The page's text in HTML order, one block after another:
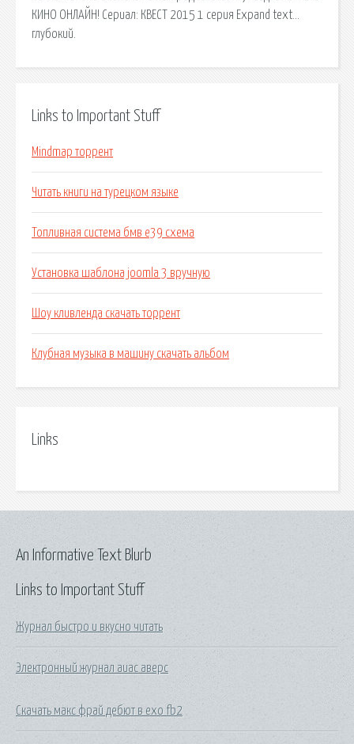
КИНО ОНЛАЙН! Сериал: КВЕСТ 2015 1 серия Expand text…
глубокий.
Links to Important Stuff
Mindmap торрент
Читать книги на турецком языке
Топливная система бмв е39 схема
Установка шаблона joomla 3 вручную
Шоу кливленда скачать торрент
Клубная музыка в машину скачать альбом
Links
Links to Important Stuff
Журнал быстро и вкусно читать
Электронный журнал аиас аверс
Скачать макс фрай дебют в ехо fb2
An Informative Text Blurb